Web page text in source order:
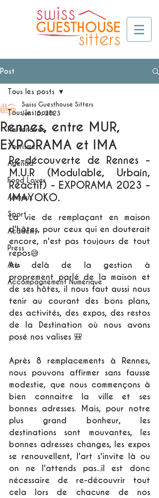
Post
Tous les posts
Partenaires
Tourisme
Agenda
Food Lover
Animaux
Sport
Academy
Press
Arts
Accompagnement Numérique
Tous les posts
Rennes, entre MUR,
EXPORAMA et IMA
Swiss Guesthouse Sitters
Jun 15, 2023
Re-découverte de Rennes -
M.U.R (Modulable, Urbain,
Réactif) - EXPORAMA 2023 -
IMAYOKO.
La vie de remplaçant en maison
d'hôtes, pour ceux qui en douterait
encore, n'est pas toujours de tout
repos😅
Au delà de la gestion à
proprement parlé de la maison et
de ses hôtes, il nous faut aussi nous
tenir au courant des bons plans,
des activités, des expos, des restos
de la Destination où nous avons
posé nos valises 🎒
Après 8 remplacements à Rennes,
nous pouvons affirmer sans fausse
modestie, que nous commençons à
bien connaitre la ville et ses
bonnes adresses. Mais, pour notre
plus grand bonheur, les
destinations sont mouvantes, les
bonnes adresses changes, les expos
se renouvellent, l'art s'invite là ou
on ne l'attends pas...il est donc
nécessaire de re-découvrir tout
cela lors de chacune de nos